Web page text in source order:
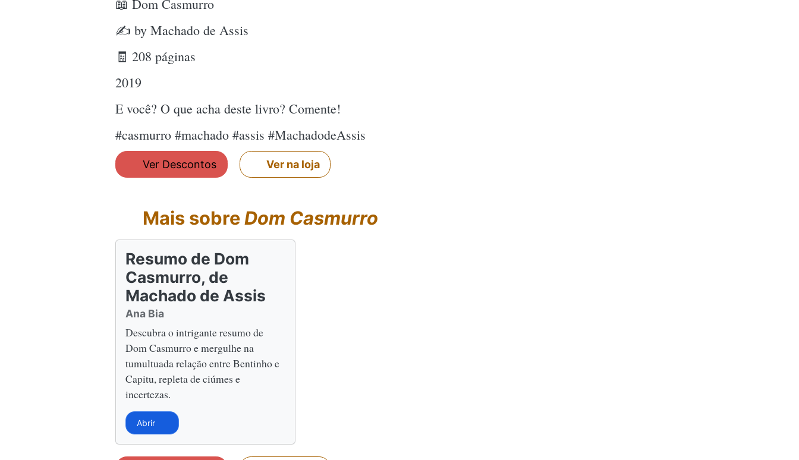
📖 Dom Casmurro
✍ by Machado de Assis
🧾 208 páginas
2019
E você? O que acha deste livro? Comente!
#casmurro #machado #assis #MachadodeAssis
Ver Descontos Ver na loja
Mais sobreDom Casmurro
Resumo de Dom
Casmurro, de
Machado de Assis
Ana Bia
Descubra o intrigante resumo de
Dom Casmurro e mergulhe na
tumultuada relação entre Bentinho e
Capitu, repleta de ciúmes e
incertezas.
Abrir